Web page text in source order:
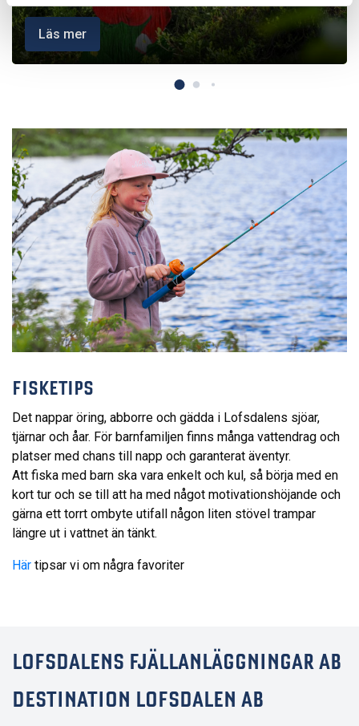
Läs mer
FISKETIPS
Det nappar öring, abborre och gädda i Lofsdalens sjöar,
tjärnar och åar. För barnfamiljen finns många vattendrag och
platser med chans till napp och garanterat äventyr.
Att fiska med barn ska vara enkelt och kul, så börja med en
kort tur och se till att ha med något motivationshöjande och
gärna ett torrt ombyte utifall någon liten stövel trampar
längre ut i vattnet än tänkt.
Här tipsar vi om några favoriter
LOFSDALENS FJÄLLANLÄGGNINGAR AB
DESTINATION LOFSDALEN AB